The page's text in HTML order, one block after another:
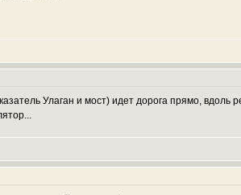
Улаган и мост) идет дорога прямо, вдоль